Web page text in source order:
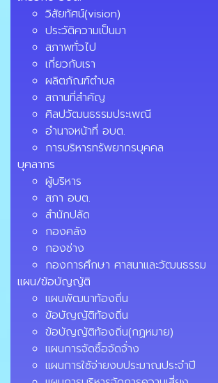
วิสัยทัศน์(vision)
ประวัติความเป็นมา
สภาพทั่วไป
เกี่ยวกับเรา
ผลิตภัณฑ์ตำบล
สถานที่สำคัญ
ศิลปวัฒนธรรมประเพณี
อำนาจหน้าที่ อบต.
การบริหารทรัพยากรบุคคล
บุคลากร
ผู้บริหาร
สภา อบต.
สำนักปลัด
กองคลัง
กองช่าง
กองการศึกษา ศาสนาและวัฒนธรรม
แผน/ข้อบัญญัติ
แผนพัฒนาท้องถิ่น
ข้อบัญญัติท้องถิ่น
ข้อบัญญัติท้องถิ่น(กฏหมาย)
แผนการจัดซื้อจัดจ้่าง
แผนการใช้จ่ายงบประมาณประจำปี